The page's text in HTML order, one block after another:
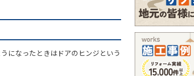
になったときはドアのヒンジという